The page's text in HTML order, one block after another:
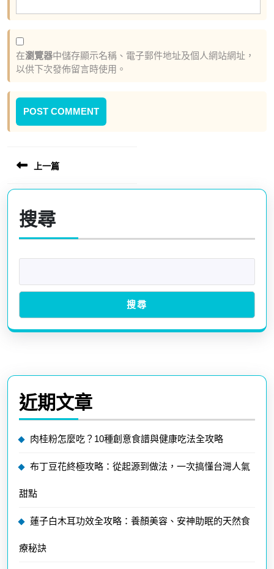
在瀏覽器中儲存顯示名稱、電子郵件地址及個人網站網址，
以供下次發佈留言時使用。
導
覽
上一篇
Previous
post:
搜尋
搜尋
近期文章
肉桂粉怎麼吃？10種創意食譜與健康吃法全攻略
布丁豆花終極攻略：從起源到做法，一次搞懂台灣人氣
甜點
蓮子白木耳功效全攻略：養顏美容、安神助眠的天然食
療秘訣